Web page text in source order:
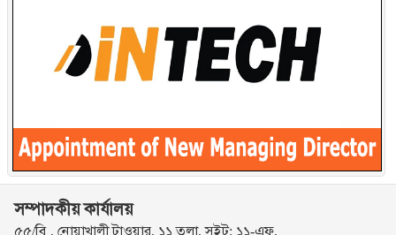
সম্পাদকীয় কার্যালয়
৫৫/বি , নোয়াখালী টাওয়ার, ১১ তলা, সুইট: ১১-এফ,